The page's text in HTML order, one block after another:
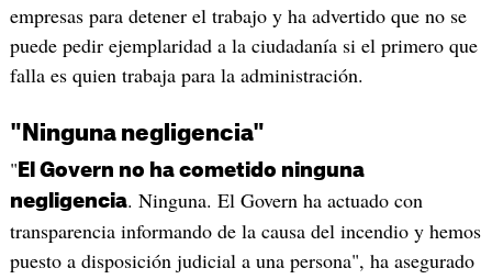
empresas para detener el trabajo y ha advertido que no se
puede pedir ejemplaridad a la ciudadanía si el primero que
falla es quien trabaja para la administración.
"Ninguna negligencia"
" El Govern no ha cometido ninguna
negligencia. Ninguna. El Govern ha actuado con
transparencia informando de la causa del incendio y hemos
puesto a disposición judicial a una persona", ha asegurado